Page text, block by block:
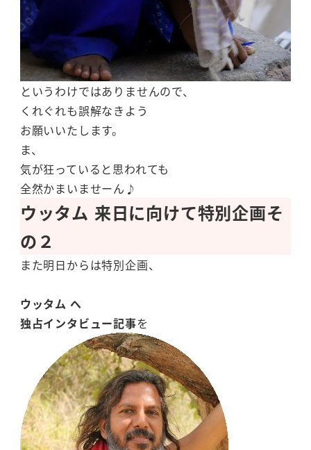
というわけではありませんので、
くれぐれも誤解なきよう
お願いいたします。
ま、
気が狂っていると思われても
全然かまいませーん♪
ウッタム 来日に向けて特別企画そ
の２
また明日からは特別企画、
ウッタム へ
独占インタビュー記事を